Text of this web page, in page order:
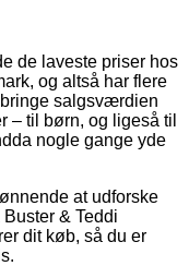
de laveste priser hos
og altså har flere
salgsværdien
– til børn, og ligeså til
nogle gange yde
at udforske
& Teddi
dit køb, så du er